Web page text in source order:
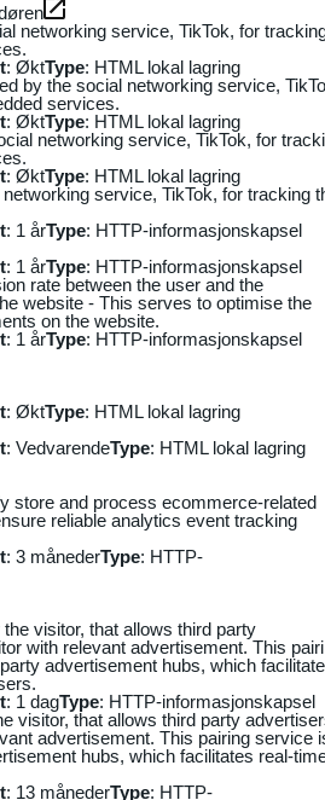
networking service, TikTok, for
: ØktType: HTML lokal lagring
by the social networking service,
services.
: ØktType: HTML lokal lagring
networking service, TikTok, for
: ØktType: HTML lokal lagring
service, TikTok, for tracking
: 1 årType: HTTP-informasjonskapsel
: 1 årType: HTTP-informasjonskapsel
rate between the user and the
website - This serves to optimise the
on the website.
: 1 årType: HTTP-informasjonskapsel
: ØktType: HTML lokal lagring
: VedvarendeType: HTML lokal lagring
store and process ecommerce-related
reliable analytics event tracking
: 3 månederType: HTTP-
visitor, that allows third party
with relevant advertisement. This
advertisement hubs, which
: 1 dagType: HTTP-informasjonskapsel
visitor, that allows third party
advertisement. This pairing service
hubs, which facilitates real-
: 13 månederType: HTTP-